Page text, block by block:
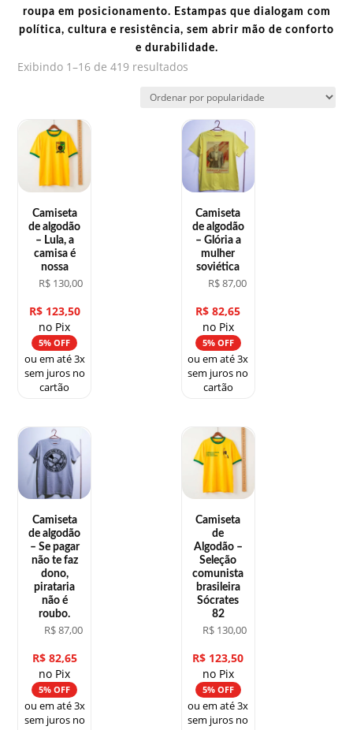
roupa em posicionamento. Estampas que dialogam com
política, cultura e resistência, sem abrir mão de conforto
e durabilidade.
Exibindo 1–16 de 419 resultados
popularidade
Camiseta
de algodão
– Lula, a
camisa é
nossa
R$ 130,00
R$123,50
no Pix
5% OFF
ou em até 3x
sem juros no
cartão
Camiseta
de algodão
– Glória a
mulher
soviética
R$87,00
R$ 82,65
no Pix
5% OFF
ou em até 3x
sem juros no
cartão
Camiseta
de algodão
– Se pagar
não te faz
dono,
pirataria
não é
roubo.
R$87,00
R$82,65
no Pix
5% OFF
ou em até 3x
sem juros no
Camiseta
de
Algodão –
Seleção
comunista
brasileira
Sócrates
82
R$130,00
R$ 123,50
no Pix
5% OFF
ou em até 3x
sem juros no